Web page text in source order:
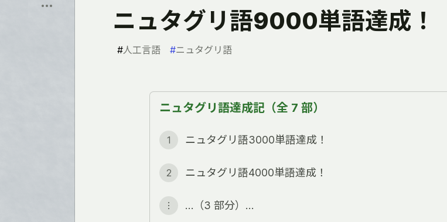
ぶ
ニュタグリ語9000単語達成！
#人工言語 #ニュタグリ語
ニュタグリ語達成記（全 7 部）
1 ニュタグリ語3000単語達成！
2 ニュタグリ語4000単語達成！
︙ …（3 部分）…